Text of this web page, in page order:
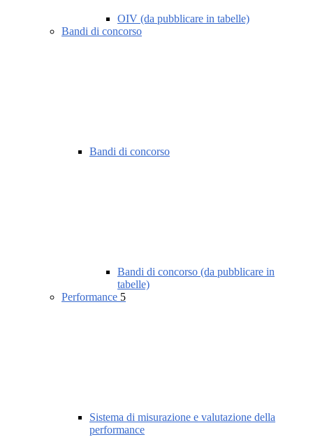
OIV (da pubblicare in tabelle)
Bandi di concorso
Bandi di concorso
Bandi di concorso (da pubblicare in
tabelle)
Performance 5
Sistema di misurazione e valutazione della
performance